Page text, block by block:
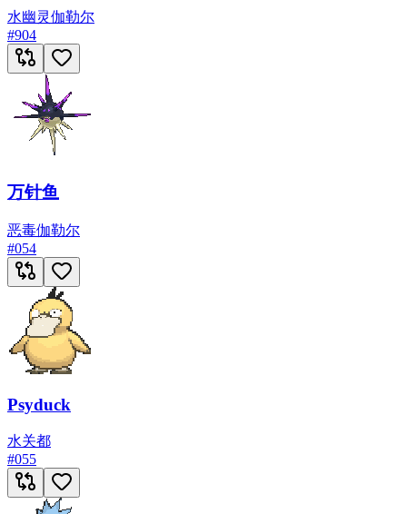
水幽灵伽勒尔
#904
万针鱼
恶毒伽勒尔
#054
Psyduck
水关都
#055